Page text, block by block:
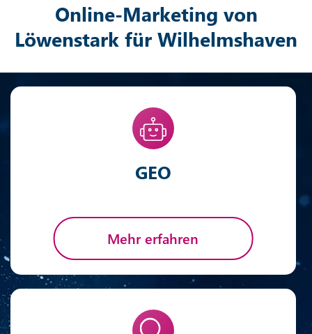
Online-Marketing von
Löwenstark für Wilhelmshaven
GEO
Mehr erfahren